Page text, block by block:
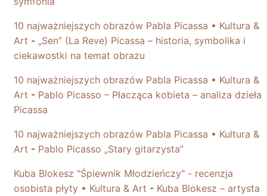
10 najważniejszych obrazów Pabla Picassa • Kultura &
Art - „Sen” (La Reve) Picassa – historia, symbolika i
ciekawostki na temat obrazu
10 najważniejszych obrazów Pabla Picassa • Kultura &
Art - Pablo Picasso – Płacząca kobieta – analiza dzieła
Picassa
10 najważniejszych obrazów Pabla Picassa • Kultura &
Art - Pablo Picasso „Stary gitarzysta”
Kuba Blokesz "Śpiewnik Młodzieńczy" - recenzja
osobista płyty • Kultura & Art - Kuba Blokesz – artysta